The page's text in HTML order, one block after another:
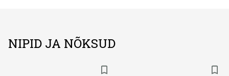
NIPID JA NÕKSUD